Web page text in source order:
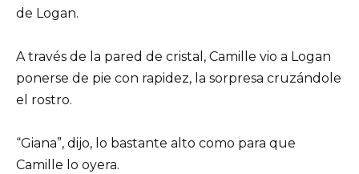
de Logan.
A través de la pared de cristal, Camille vio a Logan
ponerse de pie con rapidez, la sorpresa cruzándole
el rostro.
“Giana”, dijo, lo bastante alto como para que
Camille lo oyera.